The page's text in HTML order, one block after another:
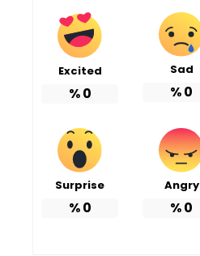
Sad
0
%
Excited
0
%
Angry
0
%
Surprise
0
%